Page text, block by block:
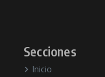
Secciones
Inicio